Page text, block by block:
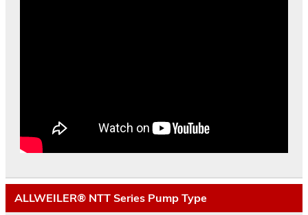
ALLWEILER® NTT Series Pump Type